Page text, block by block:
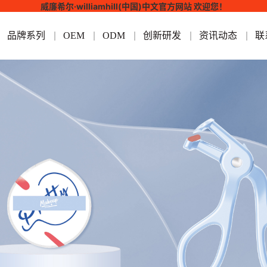
威廉希尔·williamhill(中国)中文官方网站 欢迎您！
品牌系列 OEM ODM 创新研发 资讯动态 联